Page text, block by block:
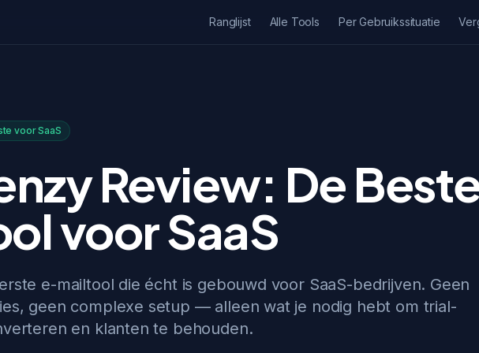
Ranglijst Alle Tools Per Gebruikssituatie
voor SaaS
Review: De
voor SaaS
e-mailtool die écht is gebouwd voor SaaS-bedrijven. Geen
geen complexe setup — alleen wat je nodig hebt om trial-
en klanten te behouden.